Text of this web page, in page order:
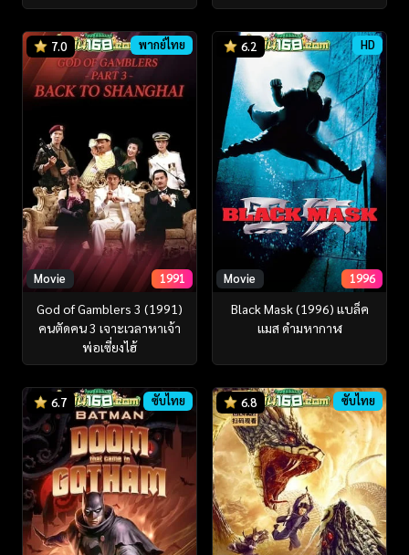
7.0 พากย์ไทย
Movie 1991
God of Gamblers 3 (1991)
คนตัดคน 3 เจาะเวลาหาเจ้า
พ่อเซี่ยงไฮ้
6.2 HD
Movie 1996
Black Mask (1996) แบล็ค
แมส ดำมหากาฬ
6.7 ซับไทย 6.8 ซับไทย